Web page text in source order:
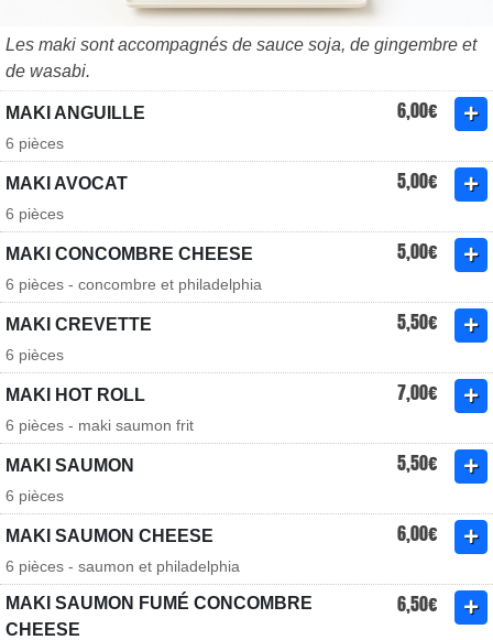
Les maki sont accompagnés de sauce soja, de gingembre et
de wasabi.
MAKI ANGUILLE 6,00€
6 pièces
MAKI AVOCAT 5,00€
6 pièces
MAKI CONCOMBRE CHEESE 5,00€
6 pièces - concombre et philadelphia
MAKI CREVETTE 5,50€
6 pièces
MAKI HOT ROLL 7,00€
6 pièces - maki saumon frit
MAKI SAUMON 5,50€
6 pièces
MAKI SAUMON CHEESE 6,00€
6 pièces - saumon et philadelphia
MAKI SAUMON FUMÉ CONCOMBRE
CHEESE
6,50€